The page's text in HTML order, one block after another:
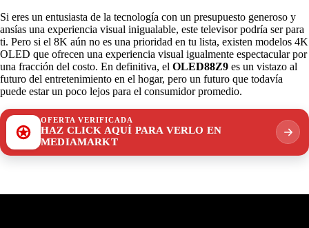
Si eres un entusiasta de la tecnología con un presupuesto generoso y
ansías una experiencia visual inigualable, este televisor podría ser para
ti. Pero si el 8K aún no es una prioridad en tu lista, existen modelos 4K
OLED que ofrecen una experiencia visual igualmente espectacular por
una fracción del costo. En definitiva, el OLED88Z9 es un vistazo al
futuro del entretenimiento en el hogar, pero un futuro que todavía
puede estar un poco lejos para el consumidor promedio.
OFERTA VERIFICADA
HAZ CLICK AQUÍ PARA VERLO EN
MEDIAMARKT